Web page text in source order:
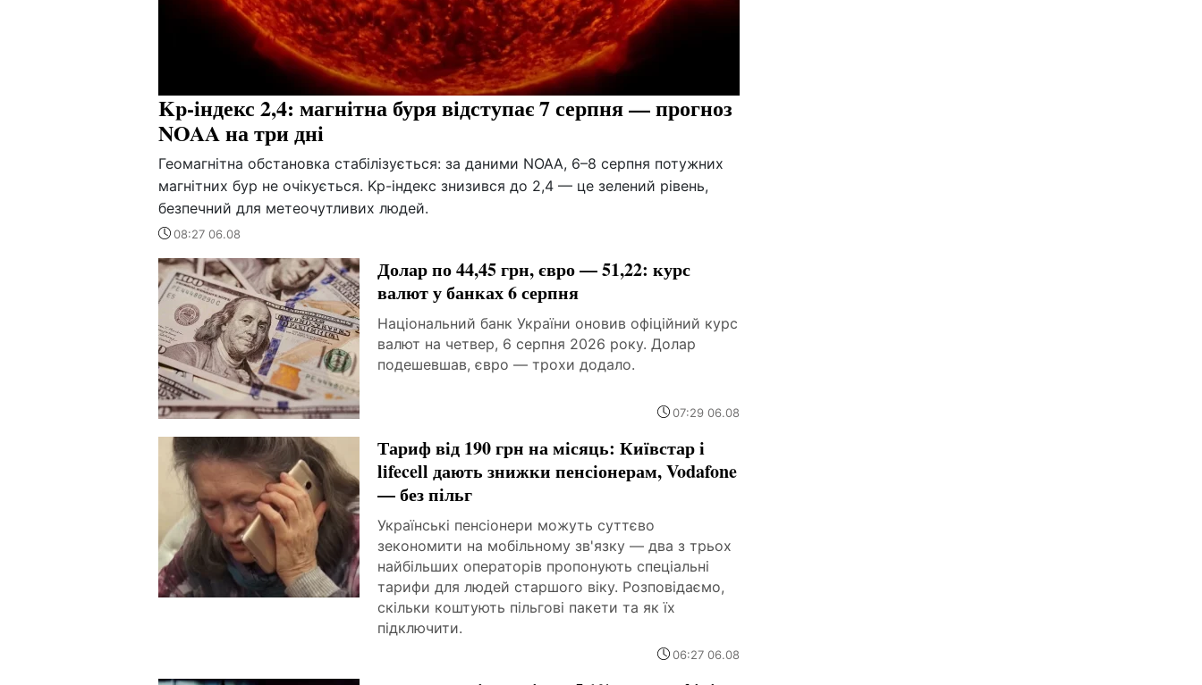
Kp-індекс 2,4: магнітна буря відступає 7 серпня — прогноз
NOAA на три дні
Геомагнітна обстановка стабілізується: за даними NOAA, 6–8 серпня потужних
магнітних бур не очікується. Kp-індекс знизився до 2,4 — це зелений рівень,
безпечний для метеочутливих людей.
08:27 06.08
Долар по 44,45 грн, євро — 51,22: курс
валют у банках 6 серпня
Національний банк України оновив офіційний курс
валют на четвер, 6 серпня 2026 року. Долар
подешевшав, євро — трохи додало.
07:29 06.08
Тариф від 190 грн на місяць: Київстар і
lifecell дають знижки пенсіонерам, Vodafone
— без пільг
Українські пенсіонери можуть суттєво
зекономити на мобільному зв'язку — два з трьох
найбільших операторів пропонують спеціальні
тарифи для людей старшого віку. Розповідаємо,
скільки коштують пільгові пакети та як їх
підключити.
06:27 06.08